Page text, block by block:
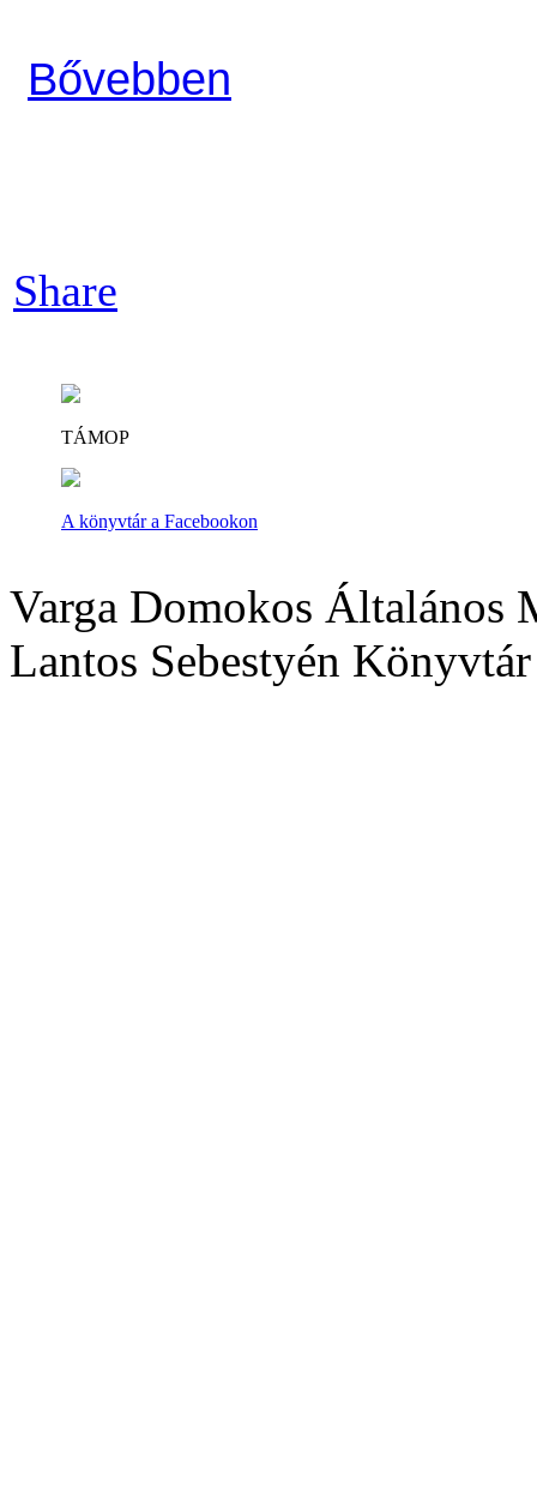
Bővebben
Share
TÁMOP
A könyvtár a Facebookon
Varga Domokos Általános
Lantos Sebestyén